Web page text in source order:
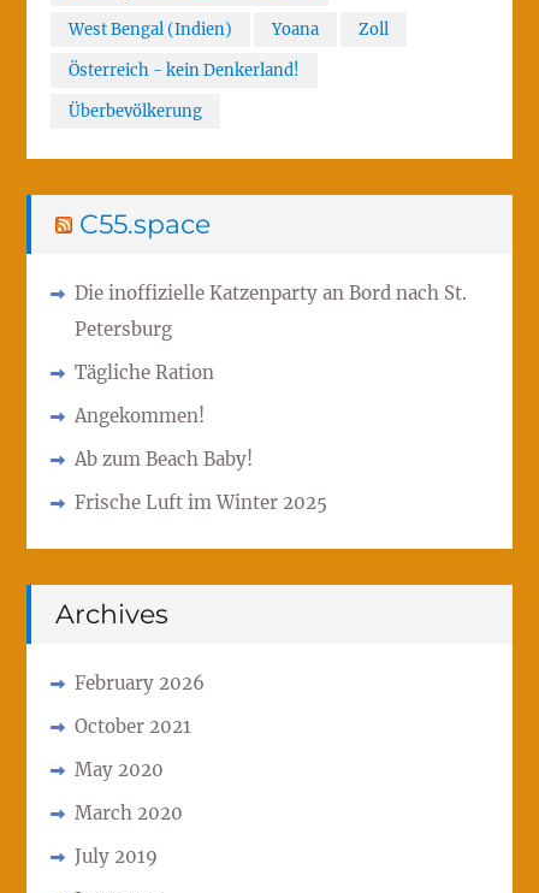
West Bengal (Indien)
Yoana
Zoll
Österreich - kein Denkerland!
Überbevölkerung
C55.space
Die inoffizielle Katzenparty an Bord nach St.
Petersburg
Tägliche Ration
Angekommen!
Ab zum Beach Baby!
Frische Luft im Winter 2025
Archives
February 2026
October 2021
May 2020
March 2020
July 2019